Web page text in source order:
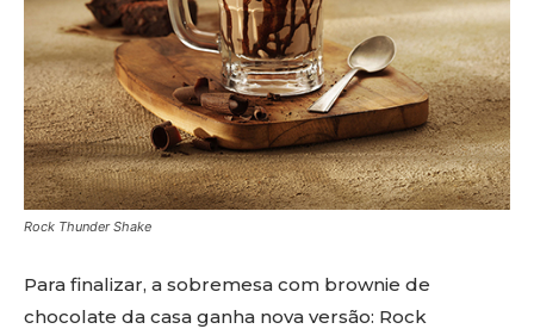
Rock Thunder Shake
Para finalizar, a sobremesa com brownie de
chocolate da casa ganha nova versão: Rock